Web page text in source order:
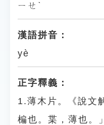
ㄧㄝˋ
漢語拼音：
yè
正字釋義：
1.薄木片。《說文
楄也。枼，薄也。